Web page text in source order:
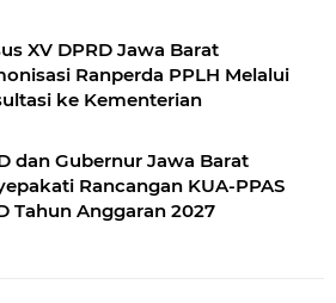
XV DPRD Jawa Barat
Ranperda PPLH Melalui
ke Kementerian
dan Gubernur Jawa Barat
Rancangan KUA-PPAS
Tahun Anggaran 2027